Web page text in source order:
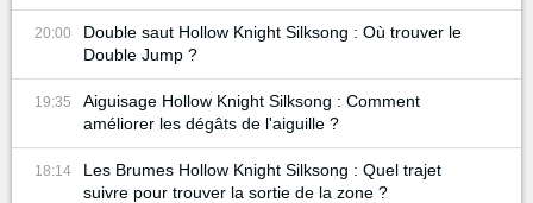
20:00
Double saut Hollow Knight Silksong : Où trouver le
Double Jump ?
19:35
Aiguisage Hollow Knight Silksong : Comment
améliorer les dégâts de l'aiguille ?
18:14
Les Brumes Hollow Knight Silksong : Quel trajet
suivre pour trouver la sortie de la zone ?